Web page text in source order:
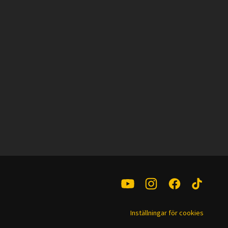
Inställningar för cookies